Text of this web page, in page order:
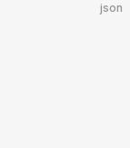
json